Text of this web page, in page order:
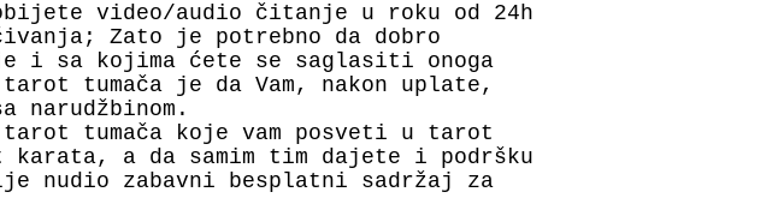
video/audio čitanje u roku od 24h
Zato je potrebno da dobro
i sa kojima ćete se saglasiti onoga
tumača je da Vam, nakon uplate,
narudžbinom.
tumača koje vam posveti u tarot
a da samim tim dajete i podršku
nudio zabavni besplatni sadržaj za